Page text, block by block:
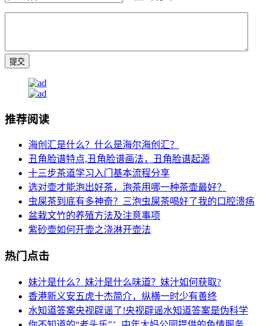
推荐阅读
海创汇是什么？什么是海尔海创汇？
丑角脸谱特点,丑角脸谱画法，丑角脸谱起源
十三步茶道学习入门基本流程分享
选对壶才能泡出好茶，泡茶用哪一种茶壶最好？
虫屎茶到底有多神奇？三泡虫屎茶喝好了我的口腔溃疡
盆栽文竹的养殖方法及注意事项
紫砂壶如何开壶之浇淋开壶法
热门点击
妹汁是什么？妹汁是什么味道？妹汁如何获取?
香港新义安五虎十杰简介，纵横一时少有善终
水知道答案央视辟谣了!央视辟谣水知道答案是伪科学